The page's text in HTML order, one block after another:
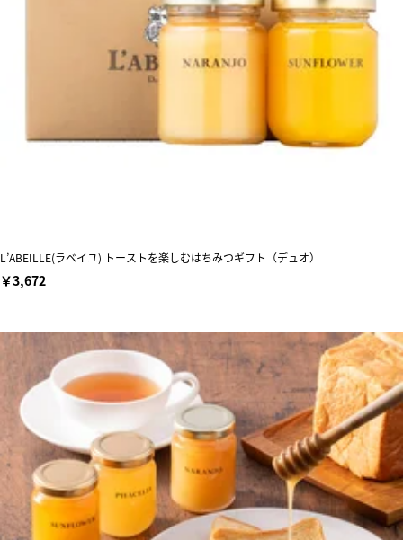
L’ABEILLE(ラベイユ) トーストを楽しむはちみつギフト（デュオ）
￥3,672